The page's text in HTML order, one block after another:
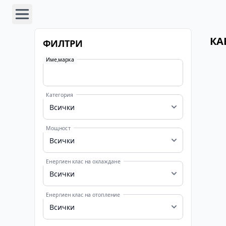
ФИЛТРИ
Име,марка
Категория
Мощност
Енергиен клас на охлаждане
Енергиен клас на отопление